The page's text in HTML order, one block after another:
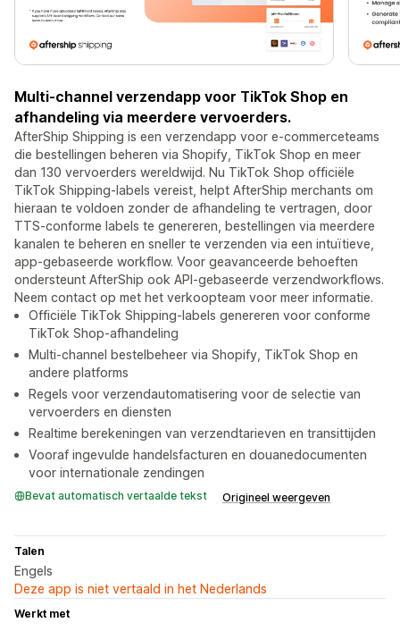
Multi-channel verzendapp voor TikTok Shop en
afhandeling via meerdere vervoerders.
AfterShip Shipping is een verzendapp voor e-commerceteams
die bestellingen beheren via Shopify, TikTok Shop en meer
dan 130 vervoerders wereldwijd. Nu TikTok Shop officiële
TikTok Shipping-labels vereist, helpt AfterShip merchants om
hieraan te voldoen zonder de afhandeling te vertragen, door
TTS-conforme labels te genereren, bestellingen via meerdere
kanalen te beheren en sneller te verzenden via een intuïtieve,
app-gebaseerde workflow. Voor geavanceerde behoeften
ondersteunt AfterShip ook API-gebaseerde verzendworkflows.
Neem contact op met het verkoopteam voor meer informatie.
Officiële TikTok Shipping-labels genereren voor conforme
TikTok Shop-afhandeling
Multi-channel bestelbeheer via Shopify, TikTok Shop en
andere platforms
Regels voor verzendautomatisering voor de selectie van
vervoerders en diensten
Realtime berekeningen van verzendtarieven en transittijden
Vooraf ingevulde handelsfacturen en douanedocumenten
voor internationale zendingen
Bevat automatisch vertaalde tekst Origineel weergeven
Talen
Engels
Deze app is niet vertaald in het Nederlands
Werkt met